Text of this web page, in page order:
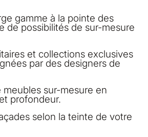
gamme à la pointe des
de possibilités de sur-mesure
et collections exclusives
par des designers de
meubles sur-mesure en
profondeur.
selon la teinte de votre